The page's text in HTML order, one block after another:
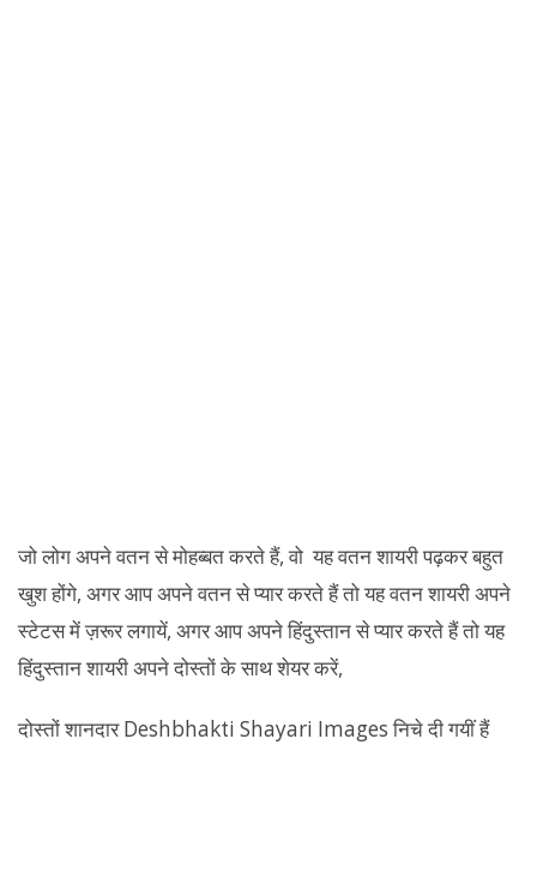
जो लोग अपने वतन से मोहब्बत करते हैं, वो यह वतन शायरी पढ़कर बहुत
खुश होंगे, अगर आप अपने वतन से प्यार करते हैं तो यह वतन शायरी अपने
स्टेटस में ज़रूर लगायें, अगर आप अपने हिंदुस्तान से प्यार करते हैं तो यह
हिंदुस्तान शायरी अपने दोस्तों के साथ शेयर करें,
दोस्तों शानदार Deshbhakti Shayari Images निचे दी गयीं हैं